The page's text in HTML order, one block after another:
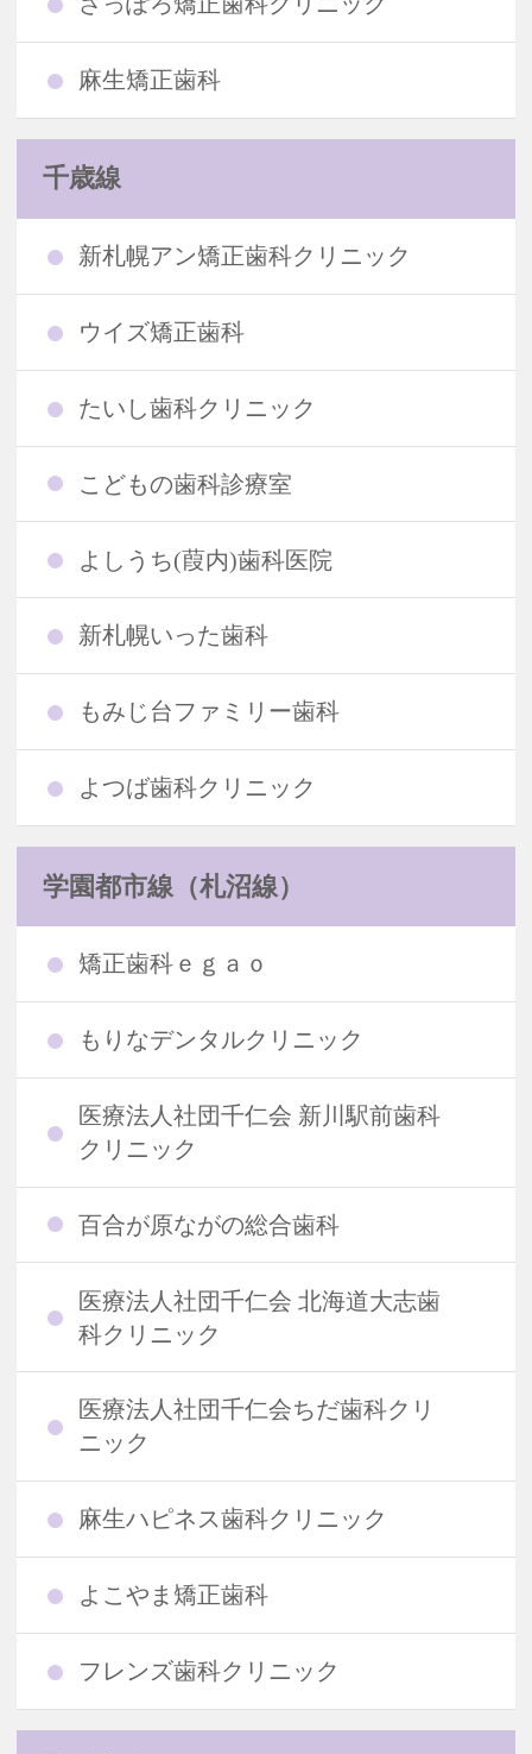
麻生矯正歯科
千歳線
新札幌アン矯正歯科クリニック
ウイズ矯正歯科
たいし歯科クリニック
こどもの歯科診療室
よしうち(葭内)歯科医院
新札幌いった歯科
もみじ台ファミリー歯科
よつば歯科クリニック
学園都市線（札沼線）
矯正歯科ｅｇａｏ
もりなデンタルクリニック
医療法人社団千仁会 新川駅前歯科
クリニック
百合が原ながの総合歯科
医療法人社団千仁会 北海道大志歯
科クリニック
医療法人社団千仁会ちだ歯科クリ
ニック
麻生ハピネス歯科クリニック
よこやま矯正歯科
フレンズ歯科クリニック